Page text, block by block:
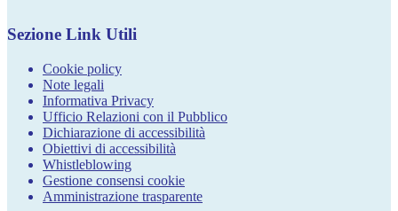
Sezione Link Utili
Cookie policy
Note legali
Informativa Privacy
Ufficio Relazioni con il Pubblico
Dichiarazione di accessibilità
Obiettivi di accessibilità
Whistleblowing
Gestione consensi cookie
Amministrazione trasparente